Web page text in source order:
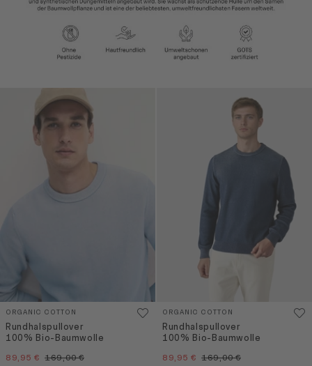
ORGANIC COTTON
Rundhalspullover
100% Bio-Baumwolle
89,95 € 169,00 €
ORGANIC COTTON
Rundhalspullover
100% Bio-Baumwolle
89,95 € 169,00 €